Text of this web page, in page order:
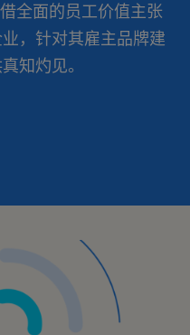
全面的员工价值主张
，针对其雇主品牌建
知灼见。